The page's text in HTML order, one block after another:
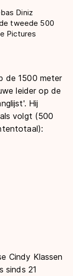
Diniz
tweede 500
Pictures
de 1500 meter
leider op de
Hij
volgt (500
Cindy Klassen
sinds 21